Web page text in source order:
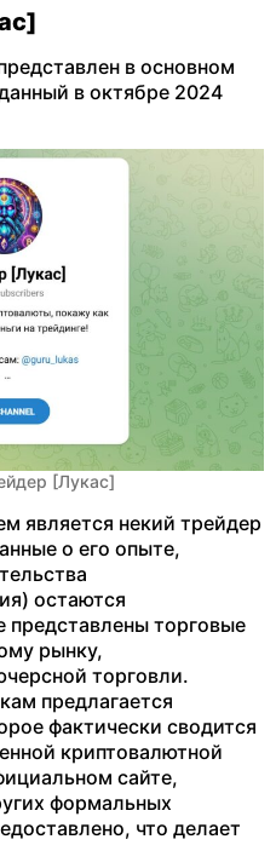
в основном
в октябре 2024
[Лукас]
является некий трейдер
о его опыте,
остаются
представлены торговые
рынку,
торговли.
предлагается
фактически сводится
криптовалютной
сайте,
формальных
что делает